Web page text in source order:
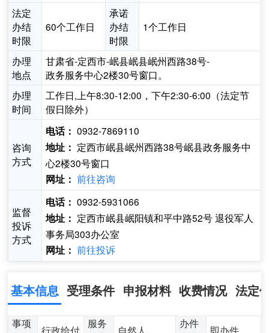
法定
办结
时限
60个工作日
承诺
办结
时限
1个工作日
办理
地点
甘肃省-定西市-岷县岷县岷州西路38号-
政务服务中心2楼30号窗口。
办理
时间
工作日,上午8:30-12:00，下午2:30-6:00（法定节
假日除外）
咨询
方式
电话： 0932-7869110
地址： 定西市岷县岷州西路38号岷县政务服务中
心2楼30号窗口
网址： 前往咨询
监督
投诉
方式
电话： 0932-5931066
地址： 定西市岷县岷阳镇和平中路52号 退役军人
事务局303办公室
网址： 前往投诉
基本信息 受理条件 申报材料 收费情况 法定
事项
行政给付
服务
自然人
办件
即办件